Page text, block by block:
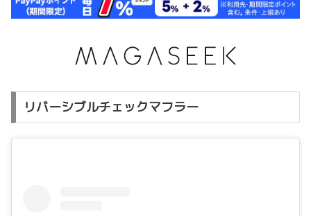
リバーシブルチェックマフラー